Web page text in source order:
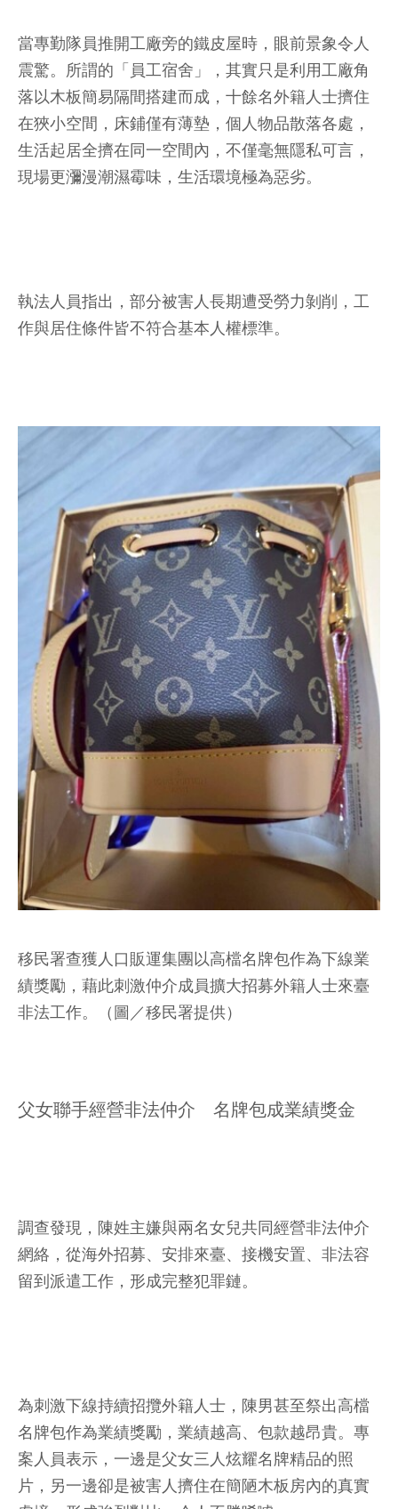
當專勤隊員推開工廠旁的鐵皮屋時，眼前景象令人
震驚。所謂的「員工宿舍」，其實只是利用工廠角
落以木板簡易隔間搭建而成，十餘名外籍人士擠住
在狹小空間，床鋪僅有薄墊，個人物品散落各處，
生活起居全擠在同一空間內，不僅毫無隱私可言，
現場更瀰漫潮濕霉味，生活環境極為惡劣。
執法人員指出，部分被害人長期遭受勞力剝削，工
作與居住條件皆不符合基本人權標準。
移民署查獲人口販運集團以高檔名牌包作為下線業
績獎勵，藉此刺激仲介成員擴大招募外籍人士來臺
非法工作。（圖／移民署提供）
父女聯手經營非法仲介 名牌包成業績獎金
調查發現，陳姓主嫌與兩名女兒共同經營非法仲介
網絡，從海外招募、安排來臺、接機安置、非法容
留到派遣工作，形成完整犯罪鏈。
為刺激下線持續招攬外籍人士，陳男甚至祭出高檔
名牌包作為業績獎勵，業績越高、包款越昂貴。專
案人員表示，一邊是父女三人炫耀名牌精品的照
片，另一邊卻是被害人擠住在簡陋木板房內的真實